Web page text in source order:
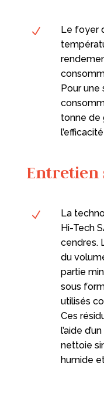
N
Le foyer
Pour une
tonne de
N
La
Hi-Tech
cendres.
du
partie
sous
utilisés
Ces
l’aide
nettoie
humide